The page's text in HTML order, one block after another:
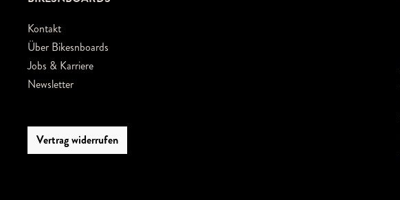
Kontakt
Über Bikesnboards
Jobs & Karriere
Newsletter
Vertrag widerrufen